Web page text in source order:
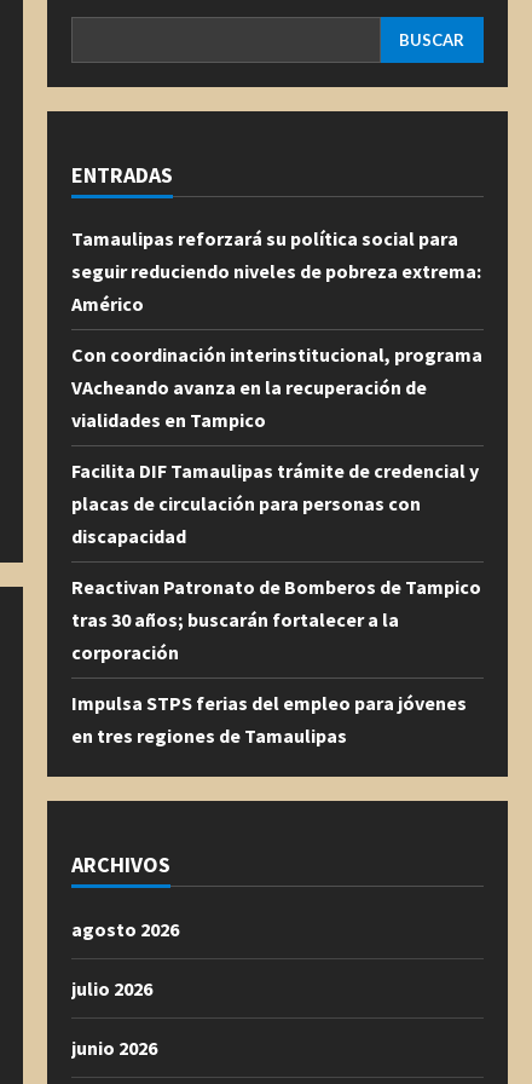
BUSCAR
ENTRADAS
Tamaulipas reforzará su política social para
seguir reduciendo niveles de pobreza extrema:
Américo
Con coordinación interinstitucional, programa
VAcheando avanza en la recuperación de
vialidades en Tampico
Facilita DIF Tamaulipas trámite de credencial y
placas de circulación para personas con
discapacidad
Reactivan Patronato de Bomberos de Tampico
tras 30 años; buscarán fortalecer a la
corporación
Impulsa STPS ferias del empleo para jóvenes
en tres regiones de Tamaulipas
ARCHIVOS
agosto 2026
julio 2026
junio 2026